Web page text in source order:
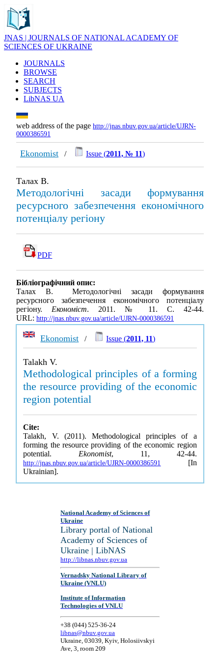
JNAS | JOURNALS OF NATIONAL ACADEMY OF
SCIENCES OF UKRAINE
JOURNALS
BROWSE
SEARCH
SUBJECTS
LibNAS UA
web address of the page http://jnas.nbuv.gov.ua/article/UJRN-
0000386591
Ekonomist / Issue (2011, № 11)
Талах В.
Методологічні засади формування
ресурсного забезпечення економічного
потенціалу регіону
PDF
Бібліографічний опис:
Талах В. Методологічні засади формування
ресурсного забезпечення економічного потенціалу
регіону. Економіст. 2011. № 11. С. 42-44.
URL: http://jnas.nbuv.gov.ua/article/UJRN-0000386591
Ekonomist / Issue (2011, 11)
Talakh V.
Methodological principles of a forming
the resource providing of the economic
region potential
Cite:
Talakh, V. (2011). Methodological principles of a
forming the resource providing of the economic region
potential. Ekonomist, 11, 42-44.
http://jnas.nbuv.gov.ua/article/UJRN-0000386591
[In
Ukrainian].
National Academy of Sciences of
Ukraine
Library portal of National
Academy of Sciences of
Ukraine | LibNAS
http://libnas.nbuv.gov.ua
Vernadsky National Library of
Ukraine (VNLU)
Institute of Information
Technologies of VNLU
+38 (044) 525-36-24
libnas@nbuv.gov.ua
Ukraine, 03039, Kyiv, Holosiivskyi
Ave, 3, room 209